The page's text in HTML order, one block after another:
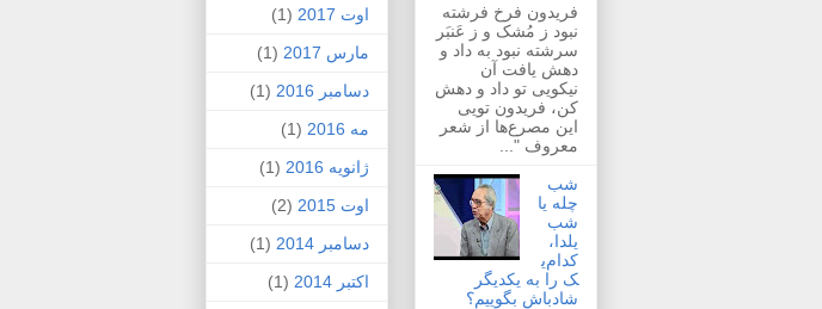
فریدون فرخ فرشته
نبود ز مُشک و ز عَنبَر
سرشته نبود به داد و
دهش یافت آن
نیکویی تو داد و دهش
کن، فریدون تویی
این مصرع‌ها از شعر
معروف "...
شب
چله یا
شب
یلدا،
کدام‌ی
ک را به یکدیگر
شادباش بگوییم؟
اوت 2017
(1)
مارس 2017
(1)
دسامبر 2016
(1)
مه 2016
(1)
ژانویه 2016
(1)
اوت 2015
(2)
دسامبر 2014
(1)
اکتبر 2014
(1)